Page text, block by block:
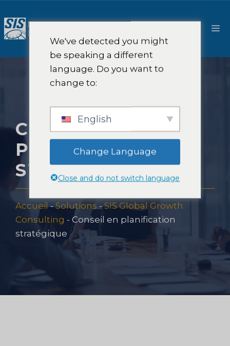
au
contenu
CONSEIL EN
PLANIFICATION
STRATÉGIQUE
Accueil-Solutions -SIS Global Growth
Consulting - Conseil en planification
stratégique
We've detected you might
be speaking a different
language. Do you want to
change to:
English
Change Language
Close and do not switch language